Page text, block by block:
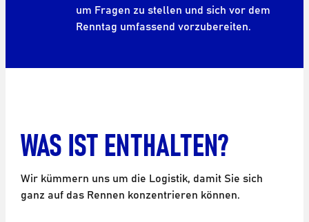
um Fragen zu stellen und sich vor dem
Renntag umfassend vorzubereiten.
WAS IST ENTHALTEN?
Wir kümmern uns um die Logistik, damit Sie sich
ganz auf das Rennen konzentrieren können.